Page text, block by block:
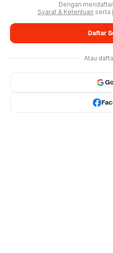
Dengan
Syarat & Ketentuan serta
Daftar
Atau